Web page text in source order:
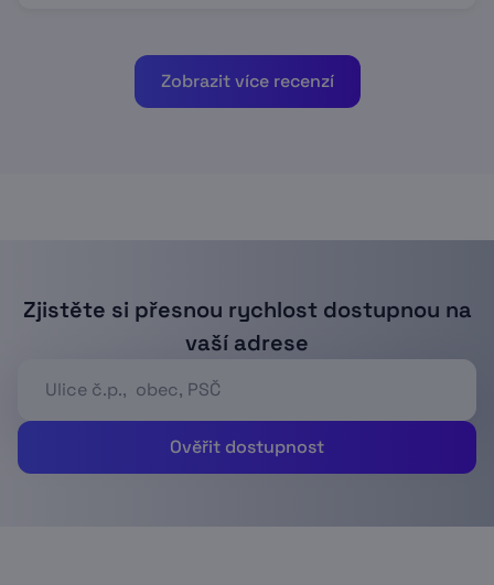
Zobrazit více recenzí
Zjistěte si přesnou rychlost dostupnou na
vaší adrese
Ověřit dostupnost